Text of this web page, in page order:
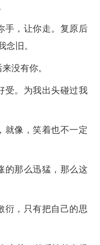
手，让你走。复原后
念旧。
没有你。
受。为我出头碰过我
就像，笑着也不一定
的那么迅猛，那么这
衍，只有把自己的思